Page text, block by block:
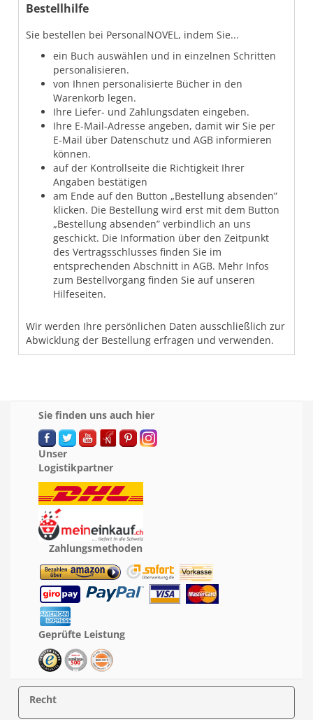
Bestellhilfe
Sie bestellen bei PersonalNOVEL, indem Sie...
ein Buch auswählen und in einzelnen Schritten
personalisieren.
von Ihnen personalisierte Bücher in den
Warenkorb legen.
Ihre Liefer- und Zahlungsdaten eingeben.
Ihre E-Mail-Adresse angeben, damit wir Sie per
E-Mail über Datenschutz und AGB informieren
können.
auf der Kontrollseite die Richtigkeit Ihrer
Angaben bestätigen
am Ende auf den Button „Bestellung absenden”
klicken. Die Bestellung wird erst mit dem Button
„Bestellung absenden” verbindlich an uns
geschickt. Die Information über den Zeitpunkt
des Vertragsschlusses finden Sie im
entsprechenden Abschnitt in AGB. Mehr Infos
zum Bestellvorgang finden Sie auf unseren
Hilfeseiten.
Wir werden Ihre persönlichen Daten ausschließlich zur
Abwicklung der Bestellung erfragen und verwenden.
Sie finden uns auch hier
Unser
Logistikpartner
Zahlungsmethoden
Geprüfte Leistung
Recht